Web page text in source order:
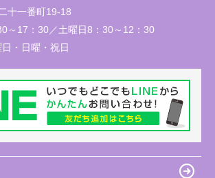
十一番町19-18
～17：30／土曜日8：30～12：30
・日曜・祝日